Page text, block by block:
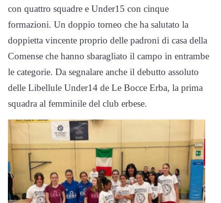
con quattro squadre e Under15 con cinque
formazioni. Un doppio torneo che ha salutato la
doppietta vincente proprio delle padroni di casa della
Comense che hanno sbaragliato il campo in entrambe
le categorie. Da segnalare anche il debutto assoluto
delle Libellule Under14 de Le Bocce Erba, la prima
squadra al femminile del club erbese.